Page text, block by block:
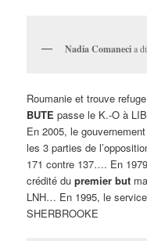
Nadia Comanecia
Roumanie et trouve
BUTE passe le K.-O à
En 2005, le
les 3 parties de
171 contre 137…. En
crédité dupremier but
LNH… En 1995, le
SHERBROOKE